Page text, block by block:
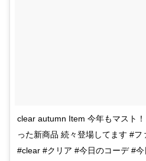
clear autumn Item 今年もマスト
った新商品 続々登場してます #フ
#clear #クリア #今日のコーデ #